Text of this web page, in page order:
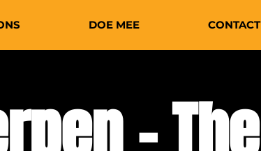
DOE MEE CONTACT